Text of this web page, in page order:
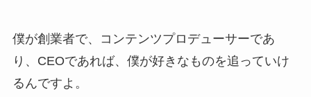
僕が創業者で、コンテンツプロデューサーであ
り、CEOであれば、僕が好きなものを追っていけ
るんですよ。